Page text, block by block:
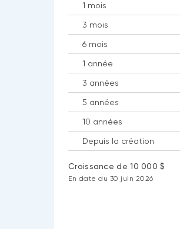
1 mois
3 mois
6 mois
1 année
3 années
5 années
10 années
Depuis la création
Croissance de 10 000 $
En date du 30 juin 2026